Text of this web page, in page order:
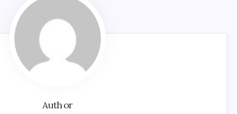
Author